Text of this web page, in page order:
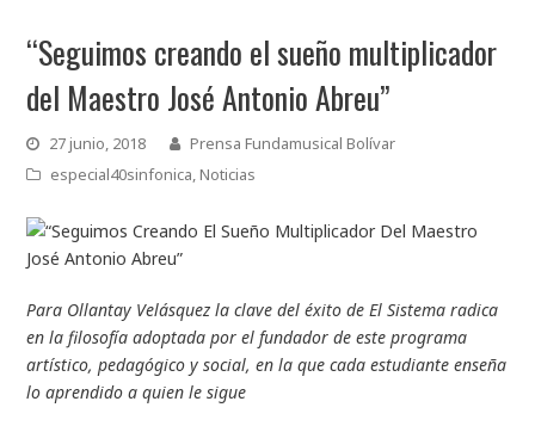
“Seguimos creando el sueño multiplicador
del Maestro José Antonio Abreu”
27 junio, 2018
Prensa Fundamusical Bolívar
especial40sinfonica,Noticias
Para Ollantay Velásquez la clave del éxito de El Sistema radica
en la filosofía adoptada por el fundador de este programa
artístico, pedagógico y social, en la que cada estudiante enseña
lo aprendido a quien le sigue